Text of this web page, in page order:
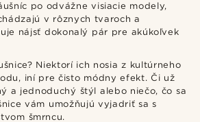
po odvážne visiacie modely,
v rôznych tvaroch a
nájsť dokonalý pár pre akúkoľvek
Niektorí ich nosia z kultúrneho
iní pre čisto módny efekt. Či už
a jednoduchý štýl alebo niečo, čo sa
vám umožňujú vyjadriť sa s
šmrncu.